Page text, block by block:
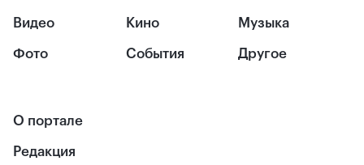
Видео
Фото
Кино
События
Музыка
Другое
О портале
Редакция